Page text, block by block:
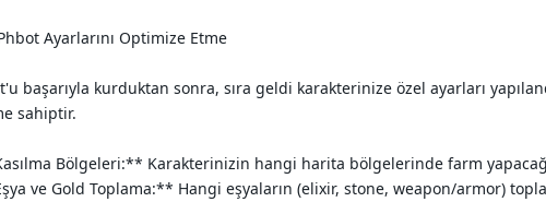
Ayarlarını Optimize Etme
başarıyla kurduktan sonra, sıra geldi karakterinize özel ayarları
sahiptir.
Bölgeleri:** Karakterinizin hangi harita bölgelerinde farm
ve Gold Toplama:** Hangi eşyaların (elixir, stone, weapon/armor)